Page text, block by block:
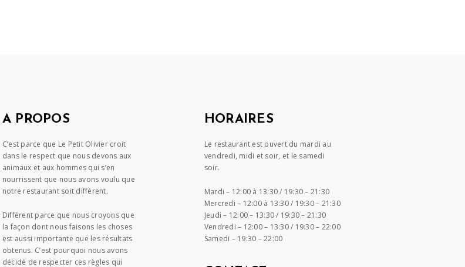
A PROPOS
C’est parce que Le Petit Olivier croit
dans le respect que nous devons aux
animaux et aux hommes qui s’en
nourrissent que nous avons voulu que
notre restaurant soit différent.
Différent parce que nous croyons que
la façon dont nous faisons les choses
est aussi importante que les résultats
obtenus. C’est pourquoi nous avons
décidé de respecter ces règles qui
HORAIRES
Le restaurant est ouvert du mardi au
vendredi, midi et soir, et le samedi
soir.
Mardi – 12:00 à 13:30 / 19:30 – 21:30
Mercredi – 12:00 à 13:30 / 19:30 – 21:30
Jeudi – 12:00 – 13:30 / 19:30 – 21:30
Vendredi – 12:00 – 13:30 / 19:30 – 22:00
Samedi – 19:30 – 22:00